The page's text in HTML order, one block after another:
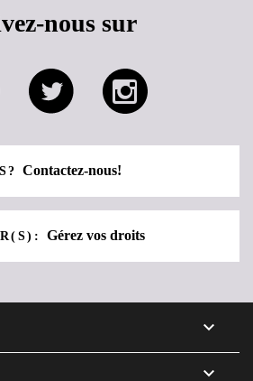
nous sur
Contactez-nous!
Gérez vos droits

